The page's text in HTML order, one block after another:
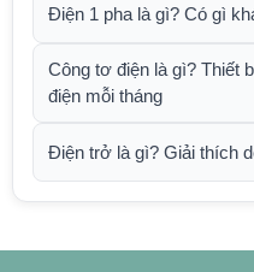
Điện 1 pha là gì? Có gì
Công tơ điện là gì? Thiết
điện mỗi tháng
Điện trở là gì? Giải thích